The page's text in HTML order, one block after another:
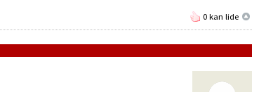
0 kan lide